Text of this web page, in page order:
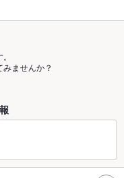
ませんか？